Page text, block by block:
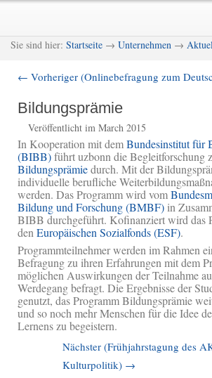
Skip
primary
content
Skip
secondary
content
Sie sind hier: Startseite → Unternehmen →
navigation
← Vorheriger (Onlinebefragung zum
Bildungsprämie
Veröffentlicht im March 2015
In Kooperation mit demBundesinstitut für
(BIBB)führt uzbonn die Begleitforschung
Bildungsprämiedurch. Mit der
individuelle berufliche
werden. Das Programm wird vom
Bildung und Forschung (BMBF) in
BIBB durchgeführt. Kofinanziert wird das
den Europäischen Sozialfonds (ESF).
Programmteilnehmer werden im Rahmen
Befragung zu ihren Erfahrungen mit dem
möglichen Auswirkungen der Teilnahme
Werdegang befragt. Die Ergebnisse der
genutzt, das Programm Bildungsprämie
und so noch mehr Menschen für die Idee
Lernens zu begeistern.
Nächster (Frühjahrstagung des
Kulturpolitik) →